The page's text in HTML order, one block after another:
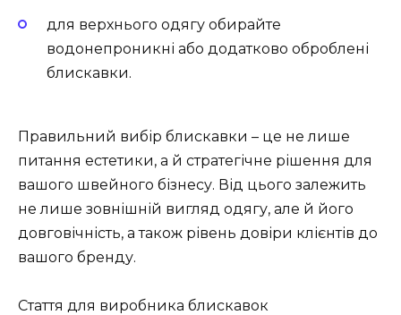
для верхнього одягу обирайте
водонепроникні або додатково оброблені
блискавки.
Правильний вибір блискавки – це не лише
питання естетики, а й стратегічне рішення для
вашого швейного бізнесу. Від цього залежить
не лише зовнішній вигляд одягу, але й його
довговічність, а також рівень довіри клієнтів до
вашого бренду.
Стаття для виробника блискавок